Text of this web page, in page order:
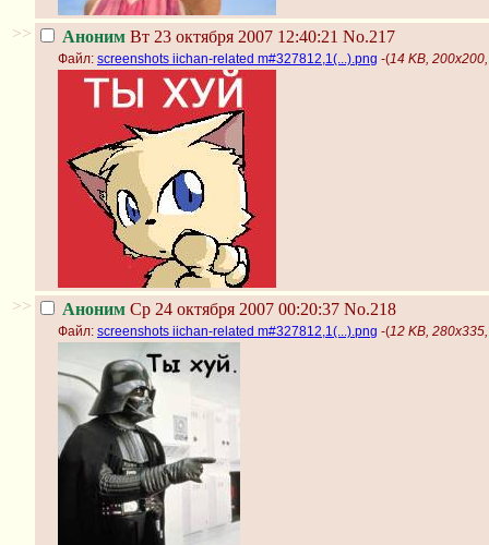
>> Аноним Вт 23 октября 2007 12:40:21 No.217
Файл: screenshots iichan-related m#327812,1(...).png -(14 KB,
>> Аноним Ср 24 октября 2007 00:20:37 No.218
Файл: screenshots iichan-related m#327812,1(...).png -(12 KB,